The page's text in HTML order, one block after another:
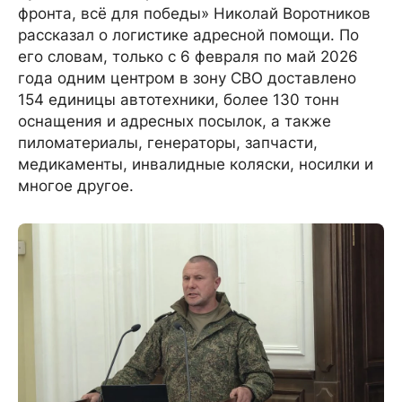
фронта, всё для победы» Николай Воротников
рассказал о логистике адресной помощи. По
его словам, только с 6 февраля по май 2026
года одним центром в зону СВО доставлено
154 единицы автотехники, более 130 тонн
оснащения и адресных посылок, а также
пиломатериалы, генераторы, запчасти,
медикаменты, инвалидные коляски, носилки и
многое другое.